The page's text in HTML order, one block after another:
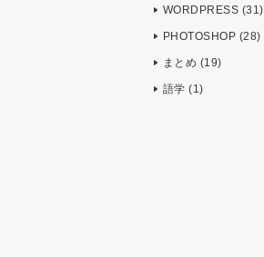
WORDPRESS (31)
PHOTOSHOP (28)
まとめ (19)
語学 (1)